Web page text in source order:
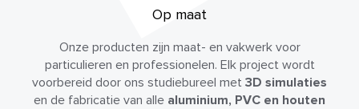
Op maat
Onze producten zijn maat- en vakwerk voor
particulieren en professionelen. Elk project wordt
voorbereid door ons studiebureel met 3D simulaties
en de fabricatie van alle aluminium, PVC en houten